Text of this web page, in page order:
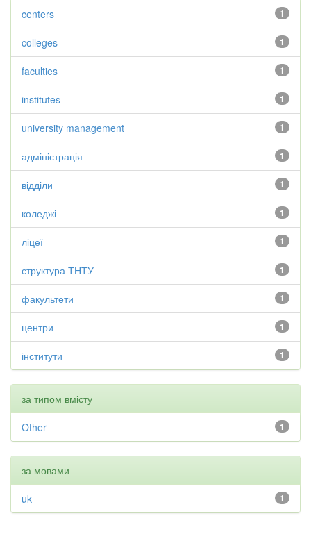
1
centers
1
colleges
1
faculties
1
institutes
1
university management
1
адміністрація
1
відділи
1
коледжі
1
ліцеї
1
структура ТНТУ
1
факультети
1
центри
1
інститути
за типом вмісту
1
Other
за мовами
1
uk